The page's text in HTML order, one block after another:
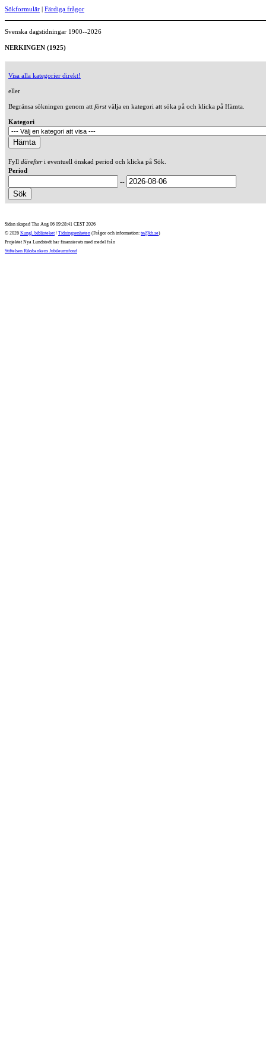
Sökformulär | Färdiga frågor
Svenska dagstidningar 1900--2026
NERKINGEN (1925)
Visa alla kategorier direkt!
eller
Begränsa sökningen genom att förstvälja en kategori att söka på och klicka på Hämta.
Kategori
Fyll därefteri eventuell önskad period och klicka på Sök.
Period
--
Sidan skapad Thu Aug 06 09:28:41 CEST 2026
© 2026 Kungl. biblioteket / Tidningsenheten (Frågor och information: te@kb.se)
Projektet Nya Lundstedt har finansierats med medel från
Stiftelsen Riksbankens Jubileumsfond